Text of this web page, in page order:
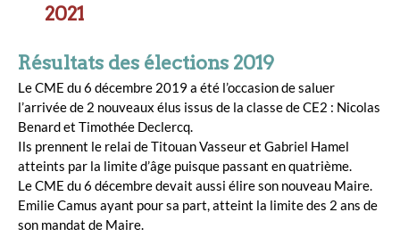
2021
Résultats des élections 2019
Le CME du 6 décembre 2019 a été l’occasion de saluer
l’arrivée de 2 nouveaux élus issus de la classe de CE2 : Nicolas
Benard et Timothée Declercq.
Ils prennent le relai de Titouan Vasseur et Gabriel Hamel
atteints par la limite d’âge puisque passant en quatrième.
Le CME du 6 décembre devait aussi élire son nouveau Maire.
Emilie Camus ayant pour sa part, atteint la limite des 2 ans de
son mandat de Maire.